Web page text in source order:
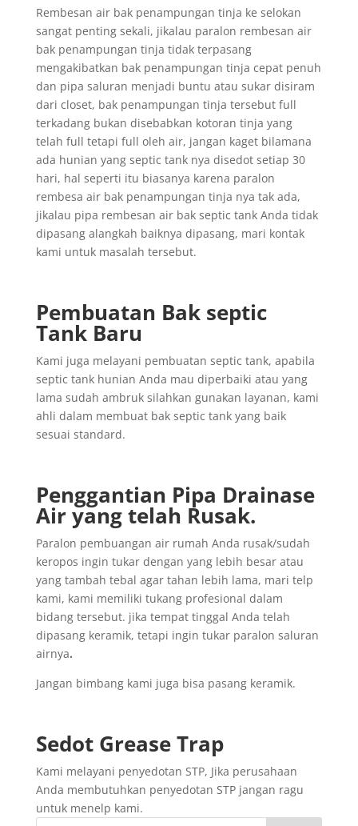
Rembesan air bak penampungan tinja ke selokan
sangat penting sekali, jikalau paralon rembesan air
bak penampungan tinja tidak terpasang
mengakibatkan bak penampungan tinja cepat penuh
dan pipa saluran menjadi buntu atau sukar disiram
dari closet, bak penampungan tinja tersebut full
terkadang bukan disebabkan kotoran tinja yang
telah full tetapi full oleh air, jangan kaget bilamana
ada hunian yang septic tank nya disedot setiap 30
hari, hal seperti itu biasanya karena paralon
rembesa air bak penampungan tinja nya tak ada,
jikalau pipa rembesan air bak septic tank Anda tidak
dipasang alangkah baiknya dipasang, mari kontak
kami untuk masalah tersebut.
Pembuatan Bak septic
Tank Baru
Kami juga melayani pembuatan septic tank, apabila
septic tank hunian Anda mau diperbaiki atau yang
lama sudah ambruk silahkan gunakan layanan, kami
ahli dalam membuat bak septic tank yang baik
sesuai standard.
Penggantian Pipa Drainase
Air yangtelah Rusak.
Paralon pembuangan air rumah Anda rusak/sudah
keropos ingin tukar dengan yang lebih besar atau
yang tambah tebal agar tahan lebih lama, mari telp
kami, kami memiliki tukang profesional dalam
bidang tersebut. jika tempat tinggal Anda telah
dipasang keramik, tetapi ingin tukar paralon saluran
airnya.
Jangan bimbang kami juga bisa pasang keramik.
Sedot Grease Trap
Kami melayani penyedotan STP, Jika perusahaan
Anda membutuhkan penyedotan STP jangan ragu
untuk menelp kami.